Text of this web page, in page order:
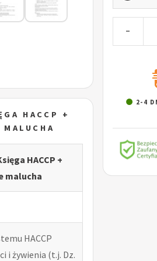
HACCP +
HACCP +
malucha
HACCP
i żywienia (t.j. Dz.
-
2-4